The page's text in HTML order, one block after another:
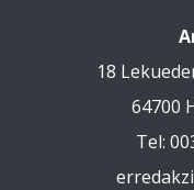
18
64700
Tel: